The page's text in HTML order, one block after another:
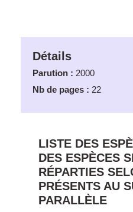
Détails
Parution : 2000
Nb de pages : 22
LISTE DES
DES ESPÈCES
RÉPARTIES
PRÉSENTS AU
PARALLÈLE